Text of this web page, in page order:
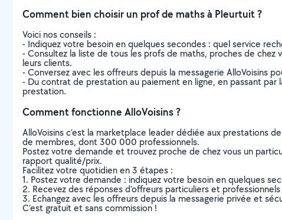
Comment bien choisir un prof de maths à Pleurtuit ?
Voici nos conseils :
- Indiquez votre besoin en quelques secondes : quel service
- Consultez la liste de tous les profs de maths, proches de chez
leurs clients.
- Conversez avec les offreurs depuis la messagerie AlloVoisins
- Du contrat de prestation au paiement en ligne, en passant
prestation.
Comment fonctionne AlloVoisins ?
AlloVoisins c’est la marketplace leader dédiée aux prestations
de membres, dont 300 000 professionnels.
Postez votre demande et trouvez proche de chez vous un
rapport qualité/prix.
Facilitez votre quotidien en 3 étapes :
1. Postez votre demande : indiquez votre besoin en quelques
2. Recevez des réponses d’offreurs particuliers et
3. Echangez avec les offreurs depuis la messagerie privée et
C’est gratuit et sans commission !